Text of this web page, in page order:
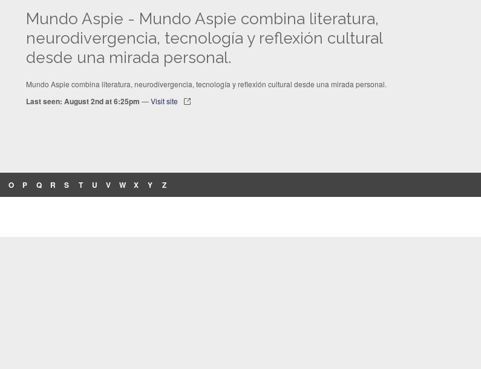
Mundo Aspie - Mundo Aspie combina literatura,
neurodivergencia, tecnología y reflexión cultural
desde una mirada personal.
Mundo Aspie combina literatura, neurodivergencia, tecnología y reflexión cultural desde una mirada personal.
Last seen: August 2nd at 6:25pm —Visit site
O P Q R S T U V W X Y Z